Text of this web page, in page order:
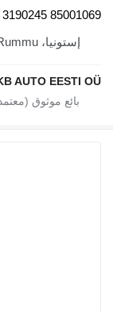
3190245
إستونيا، Rummu
KB AUTO